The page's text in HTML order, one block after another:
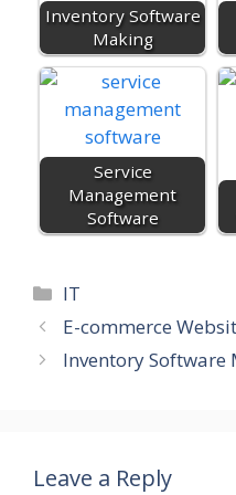
Inventory Software
Making
Service
Management
Software
Categories
IT
E-commerce
Inventory Software
Leave a Reply